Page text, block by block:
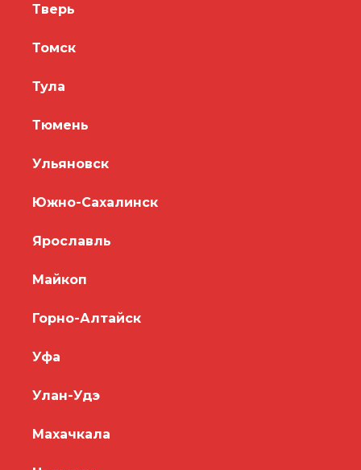
Тверь
Томск
Тула
Тюмень
Ульяновск
Южно-Сахалинск
Ярославль
Майкоп
Горно-Алтайск
Уфа
Улан-Удэ
Махачкала